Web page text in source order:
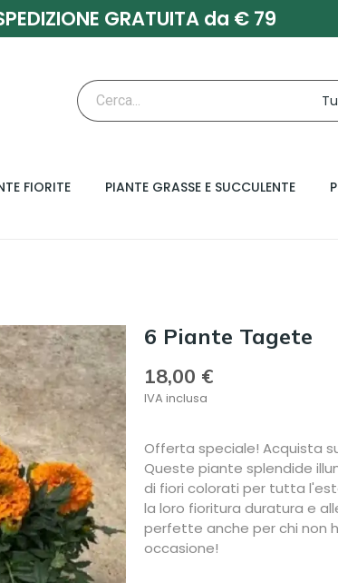
GRATUITA da € 79
FIORITE PIANTE GRASSE E SUCCULENTE
6 Piante Tagete
18,00 €
IVA inclusa
Offerta speciale! Acquista
Queste piante splendide
di fiori colorati per tutta
la loro fioritura duratura e
perfette anche per chi non
occasione!